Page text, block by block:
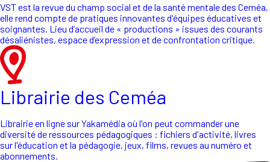
VST est la revue du champ social et de la santé mentale des Ceméa,
elle rend compte de pratiques innovantes d'équipes éducatives et
soignantes. Lieu d’accueil de « productions » issues des courants
désaliénistes, espace d’expression et de confrontation critique.
Librairie des Ceméa
Librairie en ligne sur Yakamédia où l'on peut commander une
diversité de ressources pédagogiques : fichiers d'activité, livres
sur l'éducation et la pédagogie, jeux, films, revues au numéro et
abonnements.